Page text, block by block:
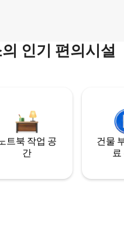
인기 편의시설
트북 작업 공
간
건물
료